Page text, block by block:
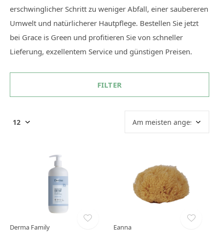
erschwinglicher Schritt zu weniger Abfall, einer saubereren
Umwelt und natürlicherer Hautpflege. Bestellen Sie jetzt
bei Grace is Green und profitieren Sie von schneller
Lieferung, exzellentem Service und günstigen Preisen.
FILTER
Derma Family Eanna